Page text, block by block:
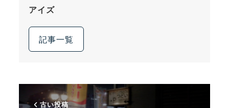
アイズ
記事一覧
古い投稿